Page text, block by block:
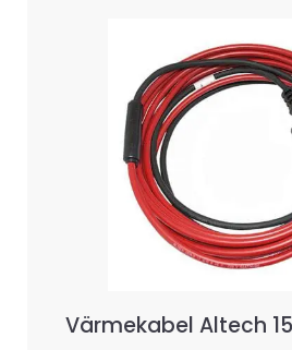
Värmekabel Altech